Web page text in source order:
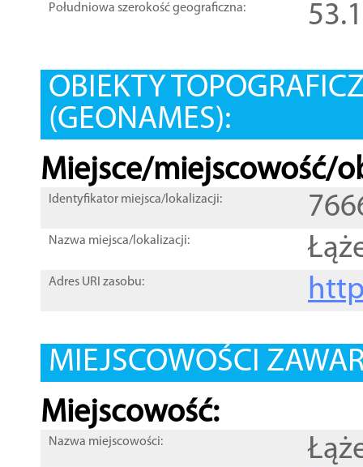
Południowa szerokość geograficzna:
OBIEKTY
(GEONAMES):
Miejsce/miejscowość/
Identyfikator miejsca/lokalizacji:
Nazwa miejsca/lokalizacji:
Adres URI zasobu:
MIEJSCOWOŚCI
Miejscowość:
Nazwa miejscowości: